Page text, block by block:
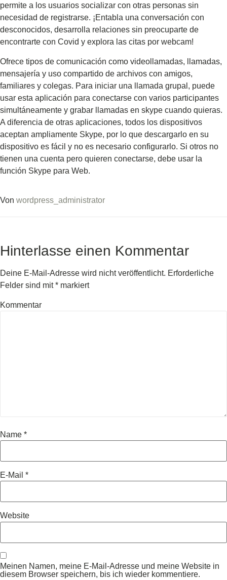
permite a los usuarios socializar con otras personas sin
necesidad de registrarse. ¡Entabla una conversación con
desconocidos, desarrolla relaciones sin preocuparte de
encontrarte con Covid y explora las citas por webcam!
Ofrece tipos de comunicación como videollamadas, llamadas,
mensajería y uso compartido de archivos con amigos,
familiares y colegas. Para iniciar una llamada grupal, puede
usar esta aplicación para conectarse con varios participantes
simultáneamente y grabar llamadas en skype cuando quieras.
A diferencia de otras aplicaciones, todos los dispositivos
aceptan ampliamente Skype, por lo que descargarlo en su
dispositivo es fácil y no es necesario configurarlo. Si otros no
tienen una cuenta pero quieren conectarse, debe usar la
función Skype para Web.
Von wordpress_administrator
Hinterlasse einen Kommentar
Deine E-Mail-Adresse wird nicht veröffentlicht. Erforderliche
Felder sind mit* markiert
Kommentar
Name *
E-Mail *
Website
Meinen Namen, meine E-Mail-Adresse und meine Website in
diesem Browser speichern, bis ich wieder kommentiere.